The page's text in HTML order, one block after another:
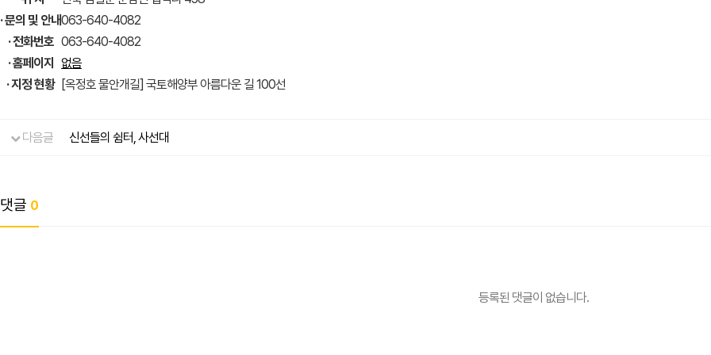
· 문의 및 안내063-640-4082
· 전화번호 063-640-4082
· 홈페이지
없음
· 지정 현황 [옥정호 물안개길] 국토해양부 아름다운 길 100선
다음글 신선들의 쉼터, 사선대
댓글 0
등록된 댓글이 없습니다.